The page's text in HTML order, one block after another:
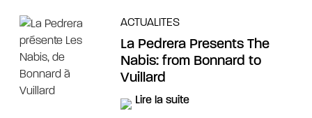
ACTUALITES
La Pedrera Presents The
Nabis: from Bonnard to
Vuillard
Lire la suite